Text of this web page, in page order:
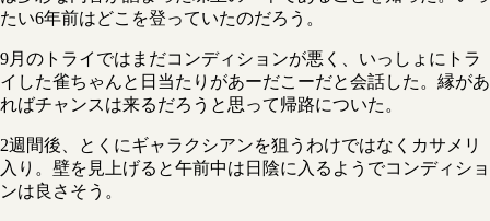
たい6年前はどこを登っていたのだろう。
9月のトライではまだコンディションが悪く、いっしょにトラ
イした雀ちゃんと日当たりがあーだこーだと会話した。縁があ
ればチャンスは来るだろうと思って帰路についた。
2週間後、とくにギャラクシアンを狙うわけではなくカサメリ
入り。壁を見上げると午前中は日陰に入るようでコンディショ
ンは良さそう。